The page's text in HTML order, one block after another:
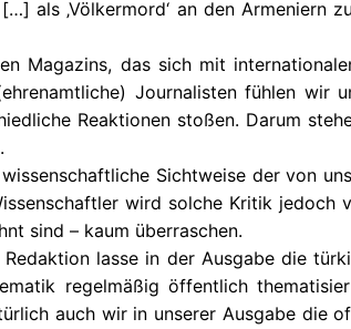
als ‚Völkermord‘ an den Armeniern
Magazins, das sich mit
Journalisten fühlen wir
Reaktionen stoßen. Darum
Sichtweise der von
wird solche Kritik
sind – kaum überraschen.
lasse in der Ausgabe die
regelmäßig öffentlich
auch wir in unserer Ausgabe die